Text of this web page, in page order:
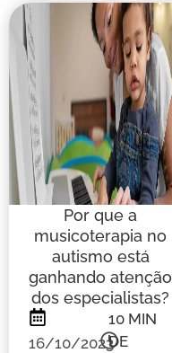
Por que a
musicoterapia no
autismo está
ganhando atenção
dos especialistas?
16/10/2023
10 MIN
DE